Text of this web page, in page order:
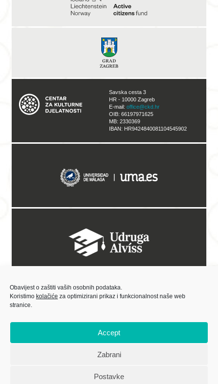
Obavijest o zaštiti vaših osobnih podataka.
Koristimo kolačiće za optimizirani prikaz i funkcionalnost naše web
stranice.
Accept
Zabrani
Postavke
Savska cesta 3
HR - 10000 Zagreb
E-mail: office@ckd.hr
OIB: 66197971625
MB: 2330369
IBAN: HR9424840081104545902
Sadržaj objavljivanih materijala isključiva je odgovornost Centra za kulturne
Izradu internetske stranice sufinancirala Europska unija iz Europskog